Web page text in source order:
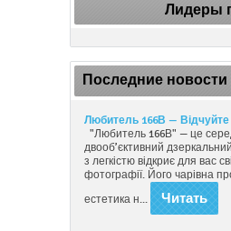
Лидеры
Последние
Любитель 166В — Відчуйте
"Любитель 166В" — це
двооб’єктивний
з легкістю відкриє для вас
фотографії. Його чарівна
естетика н...
Читать